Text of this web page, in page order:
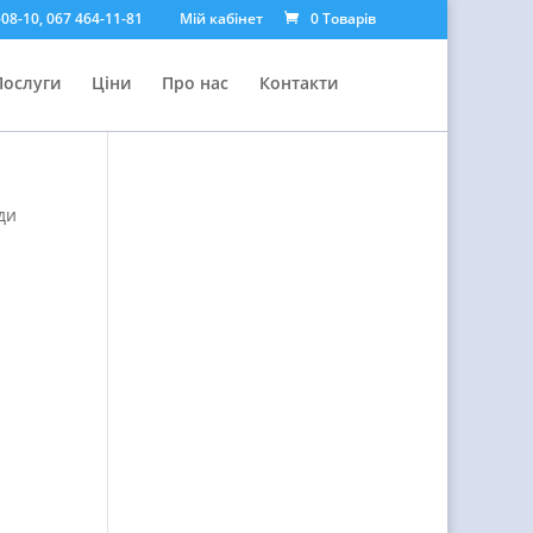
10, 067 464-11-81 Мій кабінет 0 Товарів
Ціни Про нас Контакти